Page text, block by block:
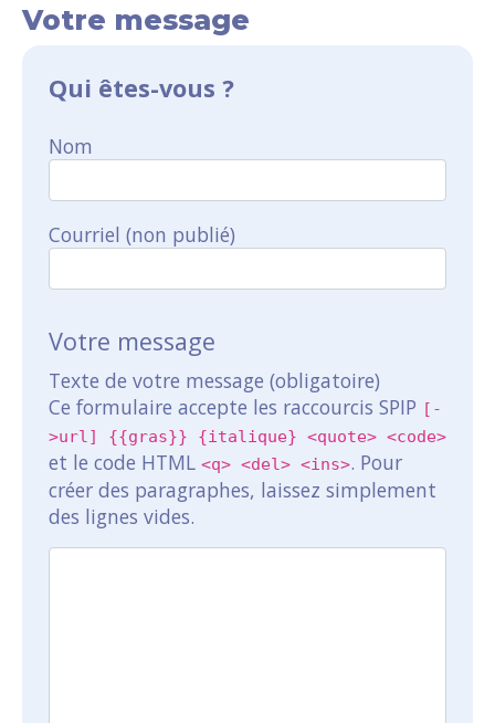
Votre message
Qui êtes-vous ?
Nom
Courriel (non publié)
Votre message
Texte de votre message (obligatoire)
Ce formulaire accepte les raccourcis SPIP [-
>url] {{gras}} {italique} <quote> <code>
et le code HTML <q> <del> <ins>. Pour
créer des paragraphes, laissez simplement
des lignes vides.